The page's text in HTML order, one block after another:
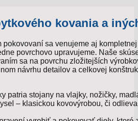
kovania a
pokovovaní sa venujeme aj
povrchovo upravujeme. Naše
sa na povrchu zložitejších
návrhu detailov a celkovej
patria stojany na vlajky, nožičky,
– klasickou kovovýrobou, či